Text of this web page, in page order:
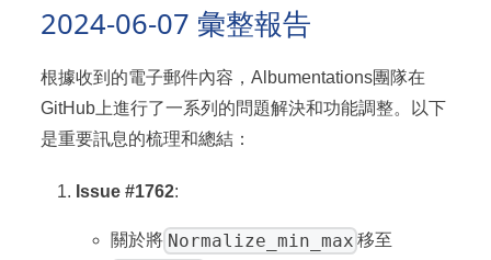
2024-06-07 彙整報告
根據收到的電子郵件內容，Albumentations團隊在
GitHub上進行了一系列的問題解決和功能調整。以下
是重要訊息的梳理和總結：
Issue #1762:
關於將 Normalize_min_max 移至